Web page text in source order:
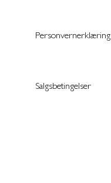
Personvernerklæring
Salgsbetingelser